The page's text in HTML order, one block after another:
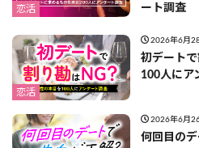
恋活
ート調査
恋活
2026年6月
初デート
100人にア
2026年6月
何回目の